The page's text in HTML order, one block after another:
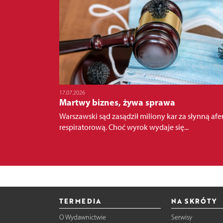
17.07.2026
Martwy biznes, żywa sprawa
Warszawski sąd zasądził miliony kar za słynną
respiratorową. Choć wyrok wydaje się...
TERMEDIA
O Wydawnictwie
NA SKRÓTY
Serwisy